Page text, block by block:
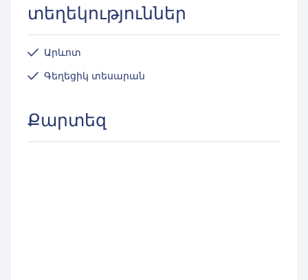
տեղեկություններ
Արևոտ
Գեղեցիկ տեսարան
Քարտեզ